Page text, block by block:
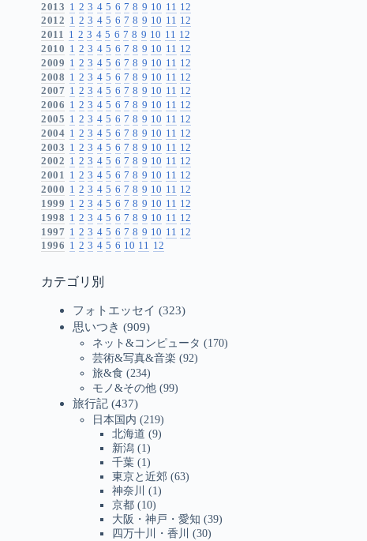
2013 1 2 3 4 5 6 7 8 9 10 11 12
2012 1 2 3 4 5 6 7 8 9 10 11 12
2011 1 2 3 4 5 6 7 8 9 10 11 12
2010 1 2 3 4 5 6 7 8 9 10 11 12
2009 1 2 3 4 5 6 7 8 9 10 11 12
2008 1 2 3 4 5 6 7 8 9 10 11 12
2007 1 2 3 4 5 6 7 8 9 10 11 12
2006 1 2 3 4 5 6 7 8 9 10 11 12
2005 1 2 3 4 5 6 7 8 9 10 11 12
2004 1 2 3 4 5 6 7 8 9 10 11 12
2003 1 2 3 4 5 6 7 8 9 10 11 12
2002 1 2 3 4 5 6 7 8 9 10 11 12
2001 1 2 3 4 5 6 7 8 9 10 11 12
2000 1 2 3 4 5 6 7 8 9 10 11 12
1999 1 2 3 4 5 6 7 8 9 10 11 12
1998 1 2 3 4 5 6 7 8 9 10 11 12
1997 1 2 3 4 5 6 7 8 9 10 11 12
1996 1 2 3 4 5 6 10 11 12
カテゴリ別
フォトエッセイ (323)
思いつき (909)
ネット&コンピュータ (170)
芸術&写真&音楽 (92)
旅&食 (234)
モノ&その他 (99)
旅行記 (437)
日本国内 (219)
北海道 (9)
新潟 (1)
千葉 (1)
東京と近郊 (63)
神奈川
(1)
京都 (10)
大阪・神戸・愛知 (39)
四万十川・香川
(30)